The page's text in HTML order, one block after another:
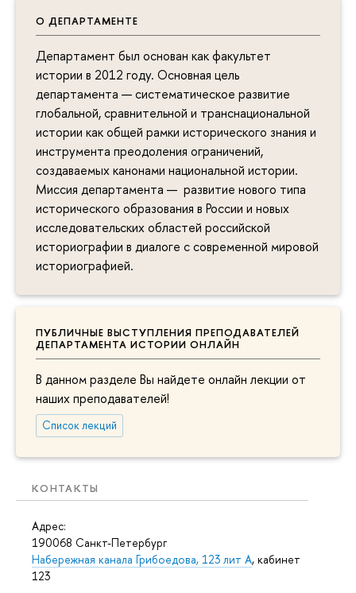
О ДЕПАРТАМЕНТЕ
Департамент был основан как факультет
истории в 2012 году. Основная цель
департамента — систематическое развитие
глобальной, сравнительной и транснациональной
истории как общей рамки исторического знания и
инструмента преодоления ограничений,
создаваемых канонами национальной истории.
Миссия департамента — развитие нового типа
исторического образования в России и новых
исследовательских областей российской
историографии в диалоге с современной мировой
историографией.
ПУБЛИЧНЫЕ ВЫСТУПЛЕНИЯ ПРЕПОДАВАТЕЛЕЙ
ДЕПАРТАМЕНТА ИСТОРИИ ОНЛАЙН
В данном разделе Вы найдете онлайн лекции от
наших преподавателей!
Список лекций
КОНТАКТЫ
Адрес:
190068 Санкт-Петербург
Набережная канала Грибоедова, 123 лит А, кабинет
123